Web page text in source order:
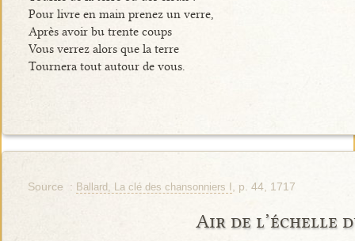
Pour livre en main prenez un verre,
Après avoir bu trente coups
Vous verrez alors que la terre
Tournera tout autour de vous.
Source : Ballard, La clé des chansonniers I , p. 44, 1717
Air de l’échelle